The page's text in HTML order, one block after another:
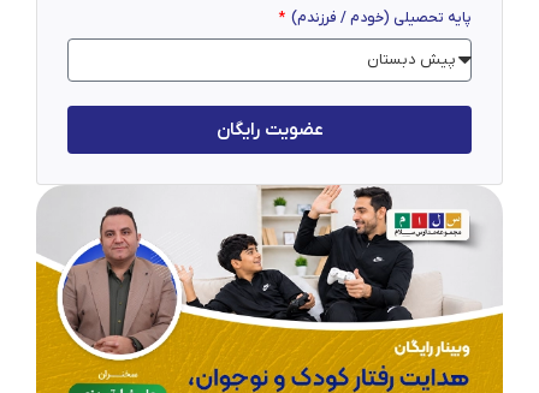
پایه تحصیلی (خودم / فرزندم)
عضویت رایگان